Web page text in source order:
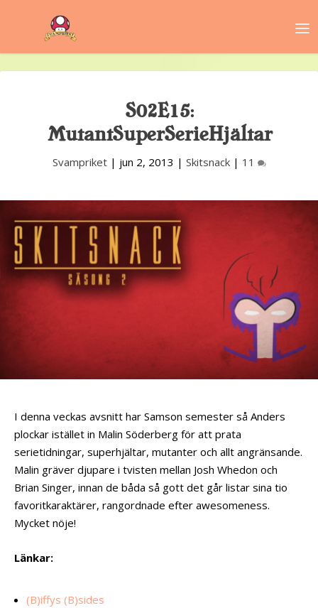
S02E15:
MutantSuperSerieHjältar
Svampriket| jun 2, 2013 | Skitsnack| 11
I denna veckas avsnitt har Samson semester så Anders
plockar istället in Malin Söderberg för att prata
serietidningar, superhjältar, mutanter och allt angränsande.
Malin gräver djupare i tvisten mellan Josh Whedon och
Brian Singer, innan de båda så gott det går listar sina tio
favoritkaraktärer, rangordnade efter awesomeness.
Mycket nöje!
Länkar:
(B)iffys (B)sides